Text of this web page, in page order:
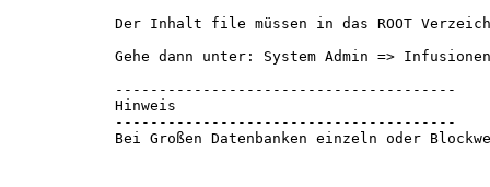
Der Inhalt file müssen in das ROOT
Gehe dann unter: System Admin =>
---------------------------------------
Hinweis
---------------------------------------
Bei Großen Datenbanken einzeln oder